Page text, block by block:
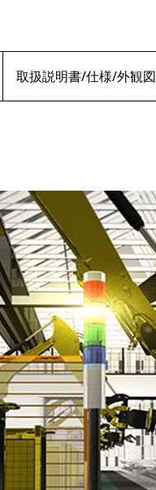
取扱説明書/仕様/外観図